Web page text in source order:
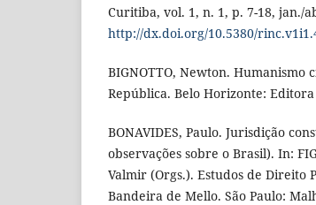
Curitiba, vol. 1, n. 1, p. 7-18, jan./
http://dx.doi.org/10.5380/
BIGNOTTO, Newton. Humanismo
República. Belo Horizonte: Editora
BONAVIDES, Paulo. Jurisdição
observações sobre o Brasil). In:
Valmir (Orgs.). Estudos de Direito
Bandeira de Mello. São Paulo: